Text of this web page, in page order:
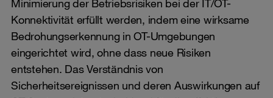
Minimierung der Betriebsrisiken bei der IT/OT-
Konnektivität erfüllt werden, indem eine wirksame
Bedrohungserkennung in OT-Umgebungen
eingerichtet wird, ohne dass neue Risiken
entstehen. Das Verständnis von
Sicherheitsereignissen und deren Auswirkungen auf